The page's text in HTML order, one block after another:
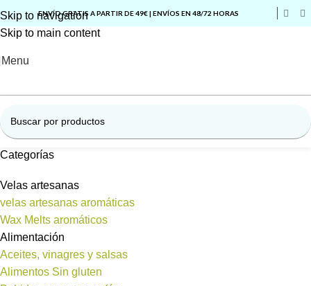
Skip to navigation
Skip to main content
ENVÍO GRATIS A PARTIR DE 49€ | ENVÍOS EN 48/72 HORAS
Menu
Categorías
Velas artesanas
velas artesanas aromáticas
Wax Melts aromáticos
Alimentación
Aceites, vinagres y salsas
Alimentos Sin gluten